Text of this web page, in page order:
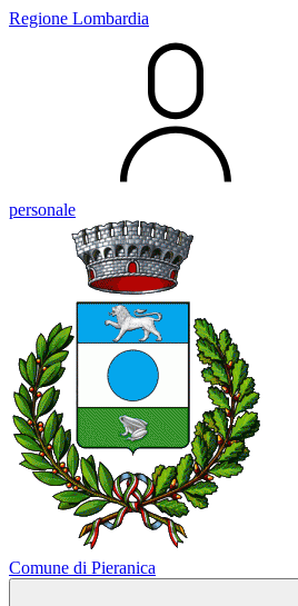
Regione Lombardia
personale
Comune di Pieranica